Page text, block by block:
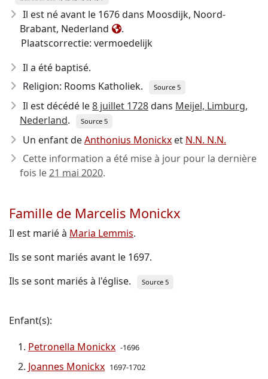
Il est né avant le 1676dans Moosdijk, Noord-
Brabant, Nederland
.
Plaatscorrectie: vermoedelijk
Il a été baptisé.
Religion: Rooms Katholiek.
Source 5
Il est décédé le8 juillet 1728dans Meijel, Limburg,
Nederland. Source 5
Un enfant deAnthonius Monickx et N.N. N.N.
Cette information a été mise à jour pour la dernière
fois le21 mai 2020.
Famille de Marcelis Monickx
Il est marié à Maria Lemmis.
Ils se sont mariés avant le 1697.
Ils se sont mariés à l'église.
Source 5
Enfant(s):
Petronella Monickx -1696
Joannes Monickx 1697-1702